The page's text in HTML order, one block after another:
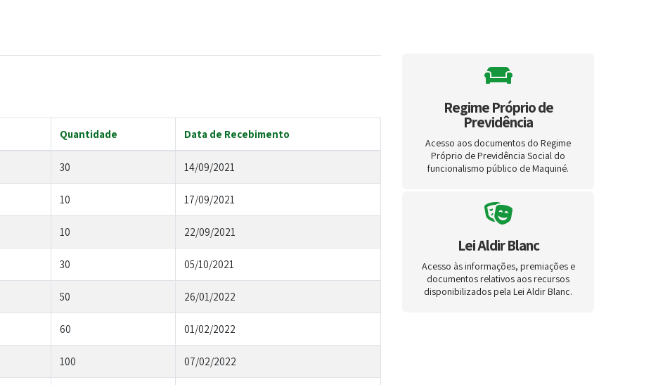
Quantidade Data de Recebimento
30 14/09/2021
10 17/09/2021
10 22/09/2021
30 05/10/2021
50 26/01/2022
60 01/02/2022
100 07/02/2022
Regime Próprio de
Previdência
Acesso aos documentos do Regime
Próprio de Previdência Social do
funcionalismo público de Maquiné.
Lei Aldir Blanc
Acesso às informações, premiações e
documentos relativos aos recursos
disponibilizados pela Lei Aldir Blanc.